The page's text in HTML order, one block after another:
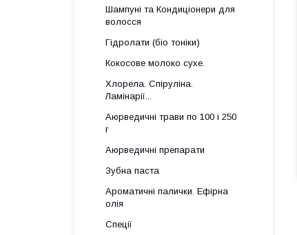
Шампуні та Кондиціонери для
волосся
Гідролати (біо тоніки)
Кокосове молоко сухе.
Хлорела. Спіруліна.
Ламінарії...
Аюрведичні трави по 100 і 250
г
Аюрведичні препарати
Зубна паста
Ароматичні палички. Ефірна
олія
Спеції